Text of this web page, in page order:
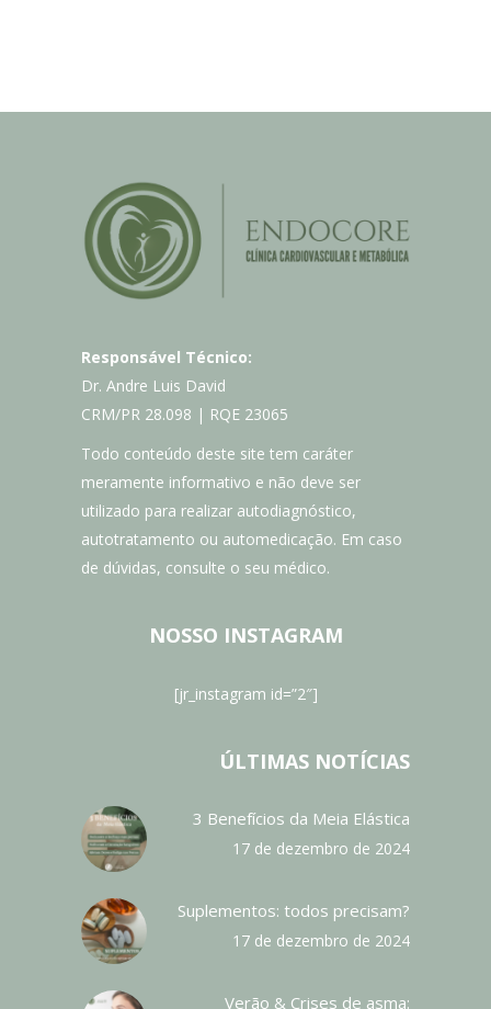
Responsável Técnico:
Dr. Andre Luis David
CRM/PR 28.098 | RQE 23065
Todo conteúdo deste site tem caráter
meramente informativo e não deve ser
utilizado para realizar autodiagnóstico,
autotratamento ou automedicação. Em caso
de dúvidas, consulte o seu médico.
NOSSO INSTAGRAM
[jr_instagram id=”2″]
ÚLTIMAS NOTÍCIAS
3 Benefícios da Meia Elástica
17 de dezembro de 2024
Suplementos: todos precisam?
17 de dezembro de 2024
Verão & Crises de asma: